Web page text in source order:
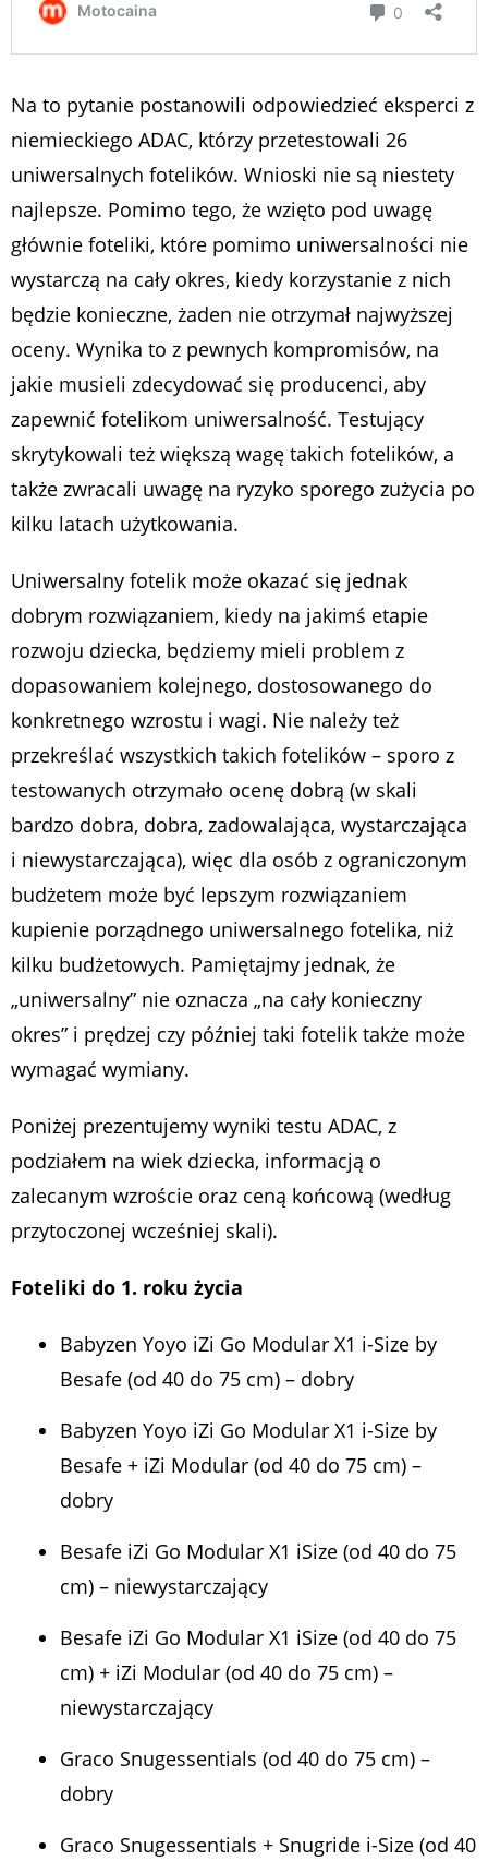
Na to pytanie postanowili odpowiedzieć eksperci z
niemieckiego ADAC, którzy przetestowali 26
uniwersalnych fotelików. Wnioski nie są niestety
najlepsze. Pomimo tego, że wzięto pod uwagę
głównie foteliki, które pomimo uniwersalności nie
wystarczą na cały okres, kiedy korzystanie z nich
będzie konieczne, żaden nie otrzymał najwyższej
oceny. Wynika to z pewnych kompromisów, na
jakie musieli zdecydować się producenci, aby
zapewnić fotelikom uniwersalność. Testujący
skrytykowali też większą wagę takich fotelików, a
także zwracali uwagę na ryzyko sporego zużycia po
kilku latach użytkowania.
Uniwersalny fotelik może okazać się jednak
dobrym rozwiązaniem, kiedy na jakimś etapie
rozwoju dziecka, będziemy mieli problem z
dopasowaniem kolejnego, dostosowanego do
konkretnego wzrostu i wagi. Nie należy też
przekreślać wszystkich takich fotelików – sporo z
testowanych otrzymało ocenę dobrą (w skali
bardzo dobra, dobra, zadowalająca, wystarczająca
i niewystarczająca), więc dla osób z ograniczonym
budżetem może być lepszym rozwiązaniem
kupienie porządnego uniwersalnego fotelika, niż
kilku budżetowych. Pamiętajmy jednak, że
„uniwersalny” nie oznacza „na cały konieczny
okres” i prędzej czy później taki fotelik także może
wymagać wymiany.
Poniżej prezentujemy wyniki testu ADAC, z
podziałem na wiek dziecka, informacją o
zalecanym wzroście oraz ceną końcową (według
przytoczonej wcześniej skali).
Foteliki do 1. roku życia
Babyzen Yoyo iZi Go Modular X1 i-Size by
Besafe (od 40 do 75 cm) – dobry
Babyzen Yoyo iZi Go Modular X1 i-Size by
Besafe + iZi Modular (od 40 do 75 cm) –
dobry
Besafe iZi Go Modular X1 iSize (od 40 do 75
cm) – niewystarczający
Besafe iZi Go Modular X1 iSize (od 40 do 75
cm) + iZi Modular (od 40 do 75 cm) –
niewystarczający
Graco Snugessentials (od 40 do 75 cm) –
dobry
Graco Snugessentials + Snugride i-Size (od 40